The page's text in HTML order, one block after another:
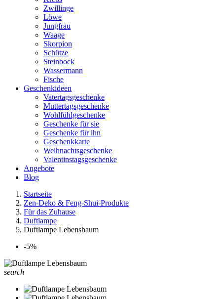
Zwillinge
Löwe
Jungfrau
Waage
Skorpion
Schütze
Steinbock
Wassermann
Fische
Geschenkideen
Vatertagsgeschenke
Muttertagsgeschenke
Wohlfühlgeschenke
Geschenke für sie
Geschenke für ihn
Geschenkkarte
Weihnachtsgeschenke
Valentinstagsgeschenke
Angebote
Blog
Startseite
Zen-Deko & Feng-Shui-Produkte
Für das Zuhause
Duftlampe
Duftlampe Lebensbaum
-5%
search